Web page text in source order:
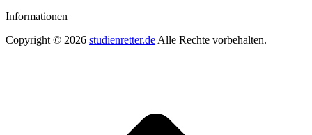
Informationen
Copyright © 2026 studienretter.de Alle Rechte vorbehalten.